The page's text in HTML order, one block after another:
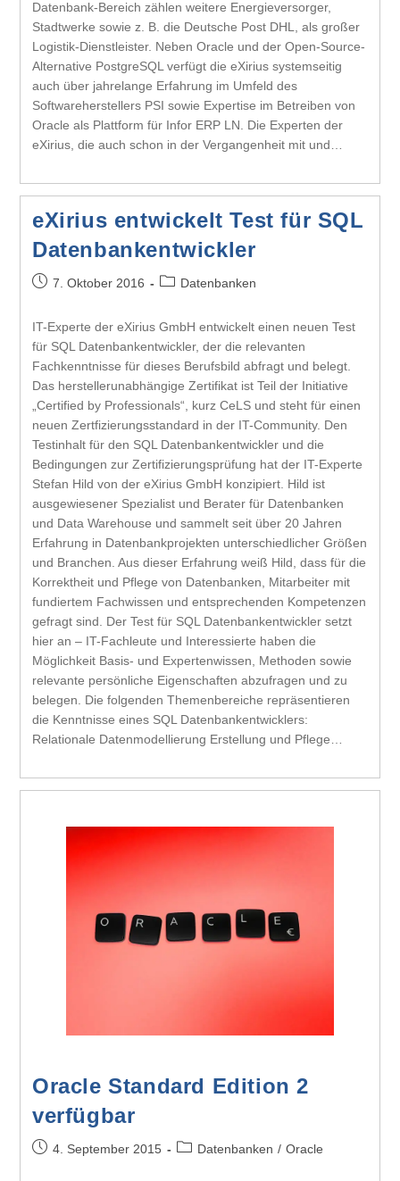
Datenbank-Bereich zählen weitere Energieversorger,
Stadtwerke sowie z. B. die Deutsche Post DHL, als großer
Logistik-Dienstleister. Neben Oracle und der Open-Source-
Alternative PostgreSQL verfügt die eXirius systemseitig
auch über jahrelange Erfahrung im Umfeld des
Softwareherstellers PSI sowie Expertise im Betreiben von
Oracle als Plattform für Infor ERP LN. Die Experten der
eXirius, die auch schon in der Vergangenheit mit und…
eXirius entwickelt Test für SQL
Datenbankentwickler
7. Oktober 2016 Datenbanken
IT-Experte der eXirius GmbH entwickelt einen neuen Test
für SQL Datenbankentwickler, der die relevanten
Fachkenntnisse für dieses Berufsbild abfragt und belegt.
Das herstellerunabhängige Zertifikat ist Teil der Initiative
„Certified by Professionals“, kurz CeLS und steht für einen
neuen Zertfizierungsstandard in der IT-Community. Den
Testinhalt für den SQL Datenbankentwickler und die
Bedingungen zur Zertifizierungsprüfung hat der IT-Experte
Stefan Hild von der eXirius GmbH konzipiert. Hild ist
ausgewiesener Spezialist und Berater für Datenbanken
und Data Warehouse und sammelt seit über 20 Jahren
Erfahrung in Datenbankprojekten unterschiedlicher Größen
und Branchen. Aus dieser Erfahrung weiß Hild, dass für die
Korrektheit und Pflege von Datenbanken, Mitarbeiter mit
fundiertem Fachwissen und entsprechenden Kompetenzen
gefragt sind. Der Test für SQL Datenbankentwickler setzt
hier an – IT-Fachleute und Interessierte haben die
Möglichkeit Basis- und Expertenwissen, Methoden sowie
relevante persönliche Eigenschaften abzufragen und zu
belegen. Die folgenden Themenbereiche repräsentieren
die Kenntnisse eines SQL Datenbankentwicklers:
Relationale Datenmodellierung Erstellung und Pflege…
Oracle Standard Edition 2
verfügbar
4. September 2015 Datenbanken / Oracle